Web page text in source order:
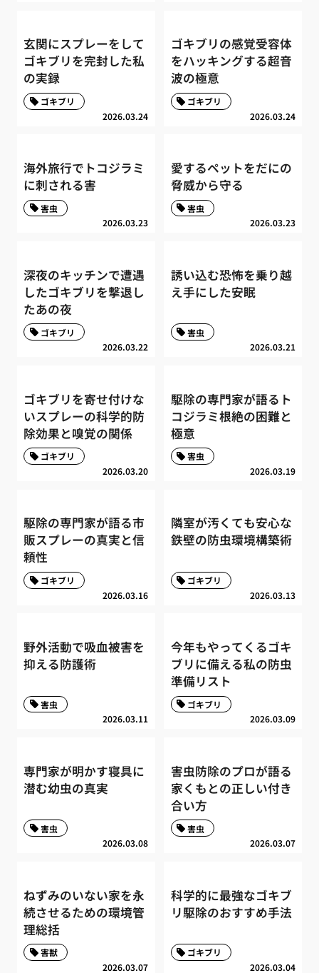
玄関にスプレーをして
ゴキブリを完封した私
の実録
2026.03.24
ゴキブリ
ゴキブリの感覚受容体
をハッキングする超音
波の極意
2026.03.24
ゴキブリ
海外旅行でトコジラミ
に刺される害
2026.03.23
害虫
愛するペットをだにの
脅威から守る
2026.03.23
害虫
深夜のキッチンで遭遇
したゴキブリを撃退し
たあの夜
2026.03.22
ゴキブリ
誘い込む恐怖を乗り越
え手にした安眠
2026.03.21
害虫
ゴキブリを寄せ付けな
いスプレーの科学的防
除効果と嗅覚の関係
2026.03.20
ゴキブリ
駆除の専門家が語るト
コジラミ根絶の困難と
極意
2026.03.19
害虫
駆除の専門家が語る市
販スプレーの真実と信
頼性
2026.03.16
ゴキブリ
隣室が汚くても安心な
鉄壁の防虫環境構築術
2026.03.13
ゴキブリ
野外活動で吸血被害を
抑える防護術
2026.03.11
害虫
今年もやってくるゴキ
ブリに備える私の防虫
準備リスト
2026.03.09
ゴキブリ
専門家が明かす寝具に
潜む幼虫の真実
2026.03.08
害虫
害虫防除のプロが語る
家くもとの正しい付き
合い方
2026.03.07
害虫
ねずみのいない家を永
続させるための環境管
理総括
2026.03.07
害獣
科学的に最強なゴキブ
リ駆除のおすすめ手法
2026.03.04
ゴキブリ